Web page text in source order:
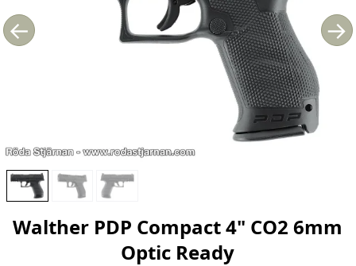
← →
Walther PDP Compact 4" CO2 6mm
Optic Ready